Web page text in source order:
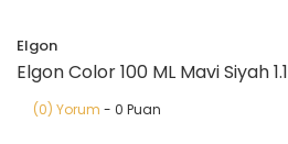
Elgon
Elgon Color 100 ML Mavi Siyah 1.1
(0) Yorum - 0 Puan